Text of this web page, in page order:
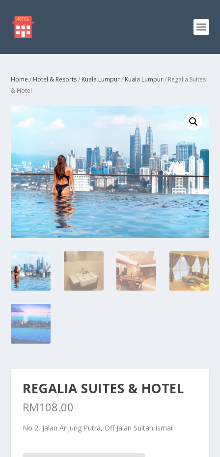
Home / Hotel & Resorts/ Kuala Lumpur/ Kuala Lumpur/ Regalia Suites
& Hotel
REGALIA SUITES & HOTEL
RM108.00
No 2, Jalan Anjung Putra, Off Jalan Sultan Ismail